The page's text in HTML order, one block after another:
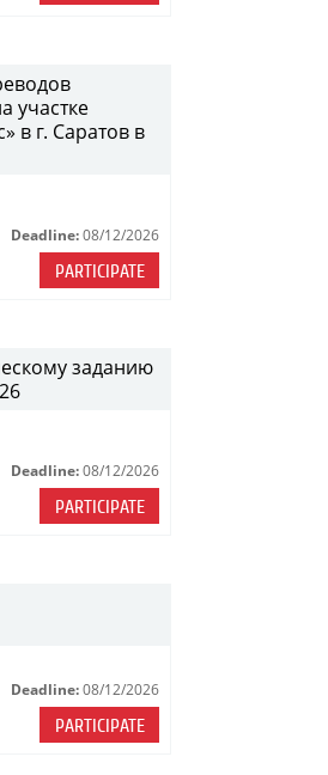
участке
в г. Саратов в
Deadline: 08/12/2026
PARTICIPATE
заданию
Deadline: 08/12/2026
PARTICIPATE
Deadline: 08/12/2026
PARTICIPATE